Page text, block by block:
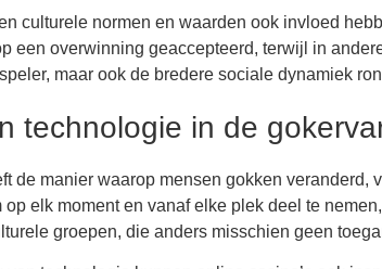
culturele normen en waarden ook invloed
een overwinning geaccepteerd, terwijl in
maar ook de bredere sociale dynamiek
technologie in de
de manier waarop mensen gokken
op elk moment en vanaf elke plek deel te
groepen, die anders misschien geen